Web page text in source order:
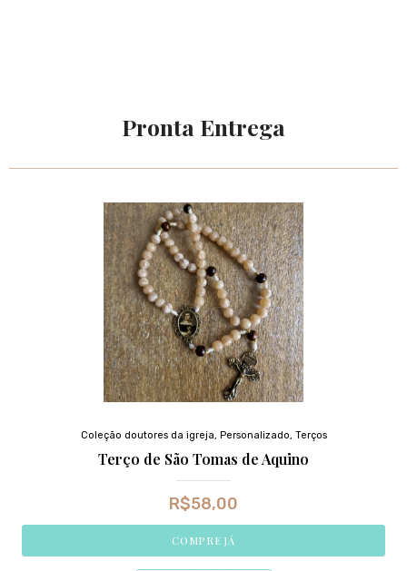
Pronta Entrega
Coleção doutores da igreja, Personalizado, Terços
Terço de São Tomas de Aquino
R$58,00
COMPRE JÁ